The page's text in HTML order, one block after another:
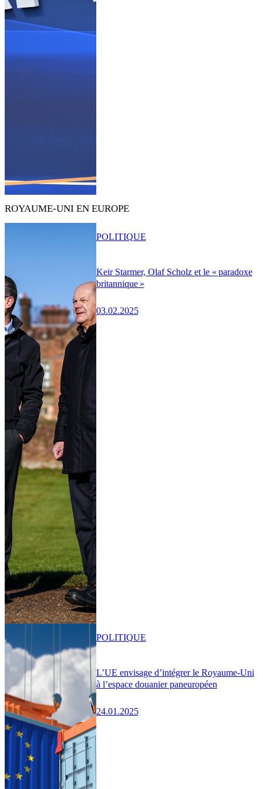
ROYAUME-UNI EN EUROPE
Keir Starmer, Olaf Scholz et le « paradoxe
britannique »
03.02.2025
POLITIQUE
L’UE envisage d’intégrer le Royaume-Uni
à l’espace douanier paneuropéen
24.01.2025
POLITIQUE